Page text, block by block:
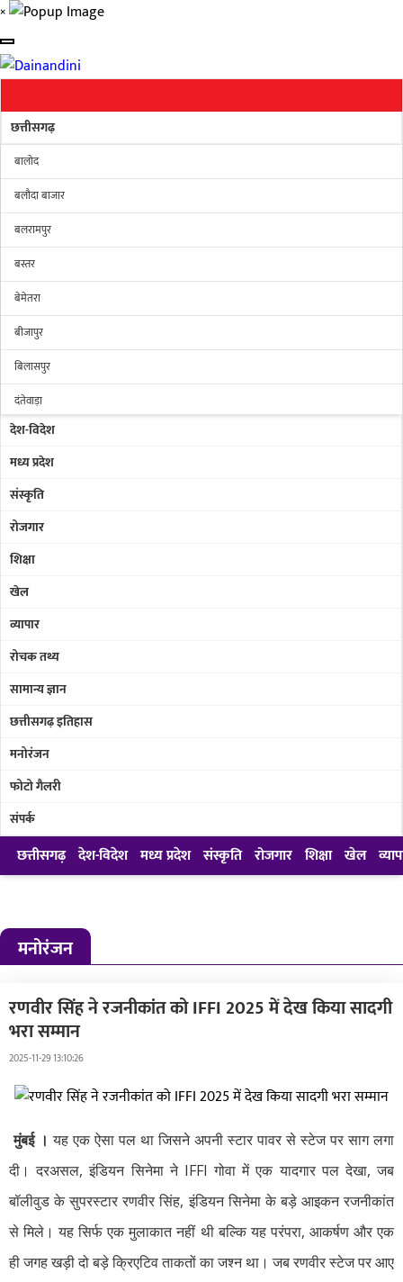
×
छत्तीसगढ़
बालोद
बलौदा बाजार
बलरामपुर
बस्तर
बेमेतरा
बीजापुर
बिलासपुर
दंतेवाड़ा
धमतरी
दुर्ग
गरियाबंद
कोरिया
महासमुंद
मुंगेली
नारायणपुर
रायगढ़
राजनांदगांव
सूरजपुर
सरगुजा
गौरेला पेंड्रा मरवाही
मोहला मानपुर चौकी
मनेन्द्रगढ़ – चिरिमिरी – भरतपुर
सक्ति
देश-विदेश
मध्य प्रदेश
संस्कृति
रोजगार
शिक्षा
खेल
व्यापार
रोचक तथ्य
सामान्य ज्ञान
छत्तीसगढ़ इतिहास
मनोरंजन
फोटो गैलरी
संपर्क
छत्तीसगढ़ देश-विदेश मध्य प्रदेश संस्कृति रोजगार शिक्षा खेल
मनोरंजन
रणवीर सिंह ने रजनीकांत को IFFI 2025 में देख किया सादगी
भरा सम्मान
2025-11-29 13:10:26
मुंबई । यह एक ऐसा पल था जिसने अपनी स्टार पावर से स्टेज पर साग लगा
दी। दरअसल, इंडियन सिनेमा ने IFFI गोवा में एक यादगार पल देखा, जब
बॉलीवुड के सुपरस्टार रणवीर सिंह, इंडियन सिनेमा के बड़े आइकन रजनीकांत
से मिले। यह सिर्फ एक मुलाकात नहीं थी बल्कि यह परंपरा, आकर्षण और एक
ही जगह खड़ी दो बड़े क्रिएटिव ताकतों का जश्न था। जब रणवीर स्टेज पर आए